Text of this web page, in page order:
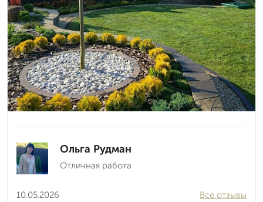
Ольга Рудман
Отличная работа
10.05.2026
Все отзывы